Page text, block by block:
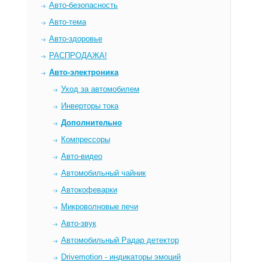
Авто-безопасность
Авто-тема
Авто-здоровье
РАСПРОДАЖА!
Авто-электроника
Уход за автомобилем
Инверторы тока
Дополнительно
Компрессоры
Авто-видео
Автомобильный чайник
Автокофеварки
Микроволновые печи
Авто-звук
Автомобильный Радар детектор
Drivemotion - индикаторы эмоций